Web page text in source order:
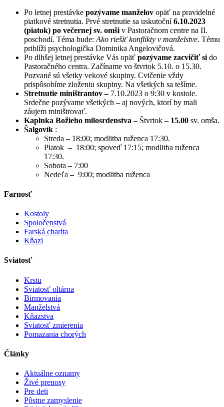
Po letnej prestávke pozývame manželov opäť na pravidelné
piatkové stretnutia. Prvé stretnutie sa uskutoční6.10.2023
(piatok) po večernej sv. omši v Pastoračnom centre na II.
poschodí. Téma bude: Ako riešiť konflikty v manželstve. Tému
priblíži psychologička Dominika Angelovičová.
Po dlhšej letnej prestávke Vás opäť pozývame zacvičiť si do
Pastoračného centra. Začíname vo štvrtok 5.10. o 15.30.
Pozvané sú všetky vekové skupiny. Cvičenie vždy
prispôsobíme zloženiu skupiny. Na všetkých sa tešíme.
Stretnutie miništrantov – 7.10.2023 o 9:30 v kostole.
Srdečne pozývame všetkých – aj nových, ktorí by mali
záujem miništrovať.
Kaplnka Božieho milosrdenstva – Štvrtok – 15.00 sv. omša.
Šalgovík :
Streda – 18:00; modlitba ruženca 17:30.
Piatok – 18:00; spoveď 17:15; modlitba ruženca
17:30.
Sobota – 7:00
Nedeľa – 9:00; modlitba ruženca
Farnosť
Kostoly
Spoločenstvá
Farská charita
Kňazi
Sviatosť
Krstu
Sviatosť oltárna
Birmovania
Manželstvá
Kňazstva
Sviatosť zmierenia
Pomazania chorých
Články
Aktuálne oznamy
Živé prenosy
Pre deti
Pôstne zamyslenie